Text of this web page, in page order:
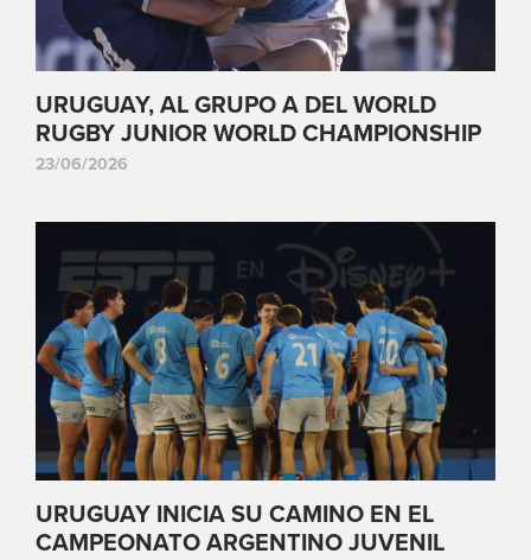
URUGUAY, AL GRUPO A DEL WORLD
RUGBY JUNIOR WORLD CHAMPIONSHIP
23/06/2026
URUGUAY INICIA SU CAMINO EN EL
CAMPEONATO ARGENTINO JUVENIL